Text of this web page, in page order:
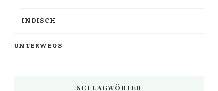
INDISCH
UNTERWEGS
SCHLAGWÖRTER